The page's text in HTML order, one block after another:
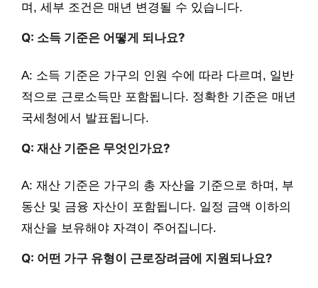
며, 세부 조건은 매년 변경될 수 있습니다.
Q: 소득 기준은 어떻게 되나요?
A: 소득 기준은 가구의 인원 수에 따라 다르며, 일반
적으로 근로소득만 포함됩니다. 정확한 기준은 매년
국세청에서 발표됩니다.
Q: 재산 기준은 무엇인가요?
A: 재산 기준은 가구의 총 자산을 기준으로 하며, 부
동산 및 금융 자산이 포함됩니다. 일정 금액 이하의
재산을 보유해야 자격이 주어집니다.
Q: 어떤 가구 유형이 근로장려금에 지원되나요?